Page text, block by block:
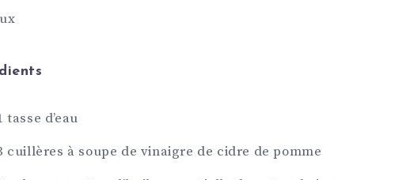
tasse d’eau
cuillères à soupe de vinaigre de cidre de pomme